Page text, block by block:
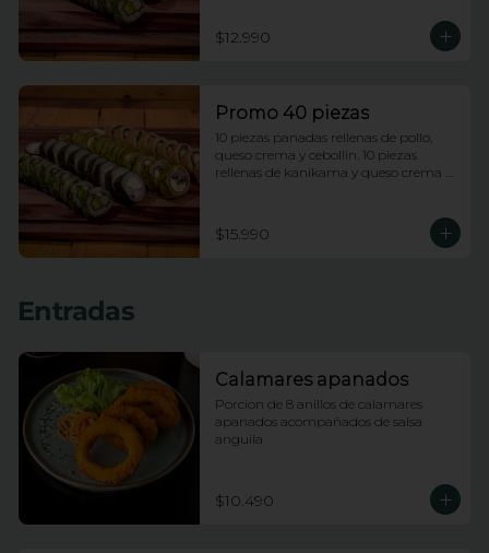
envueltas en ciboulette.
$12.990
Promo 40 piezas
10 piezas panadas rellenas de pollo,
queso crema y cebollin. 10 piezas
rellenas de kanikama y queso crema
envueltas en ciboulette. 10 piezas
rellenas de champiñones tempura,
$15.990
Entradas
Calamares apanados
Porcion de 8 anillos de calamares
apanados acompañados de salsa
anguila
$10.490